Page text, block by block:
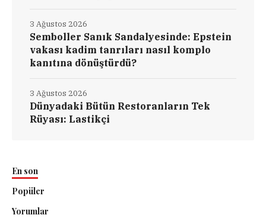
Semboller Sanık Sandalyesinde: Epstein
vakası kadim tanrıları nasıl komplo
kanıtına dönüştürdü?
3 Ağustos 2026
Dünyadaki Bütün Restoranların Tek
Rüyası: Lastikçi
3 Ağustos 2026
En son
Popüler
Yorumlar